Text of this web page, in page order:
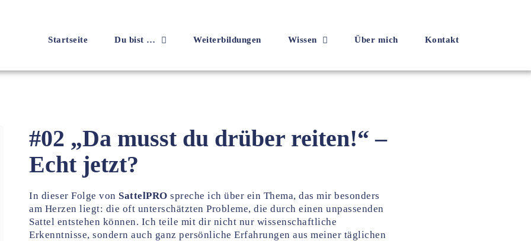
Startseite
Du bist … Weiterbildungen Wissen Über mich Kontakt
#02 „Da musst du drüber reiten!“ –
Echt jetzt?
In dieser Folge von SattelPRO spreche ich über ein Thema, das mir besonders
am Herzen liegt: die oft unterschätzten Probleme, die durch einen unpassenden
Sattel entstehen können. Ich teile mit dir nicht nur wissenschaftliche
Erkenntnisse, sondern auch ganz persönliche Erfahrungen aus meiner täglichen